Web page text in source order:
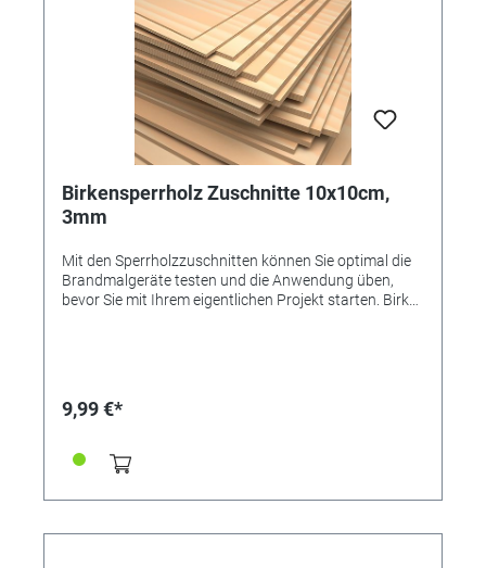
Birkensperrholz Zuschnitte 10x10cm,
3mm
Mit den Sperrholzzuschnitten können Sie optimal die
Brandmalgeräte testen und die Anwendung üben,
bevor Sie mit Ihrem eigentlichen Projekt starten. Birke
Qualität, made in Germany.
9,99 €*